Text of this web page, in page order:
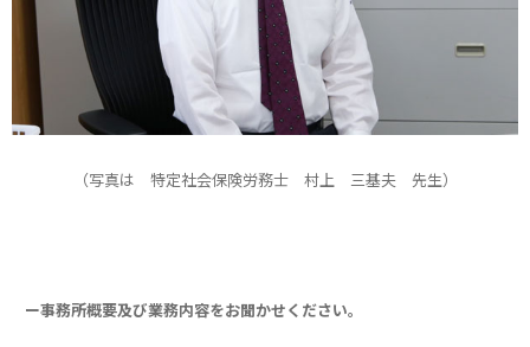
（写真は 特定社会保険労務士 村上 三基夫 先生）
ー事務所概要及び業務内容をお聞かせください。